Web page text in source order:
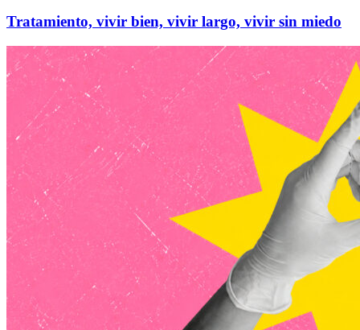
Tratamiento, vivir bien, vivir largo, vivir sin miedo